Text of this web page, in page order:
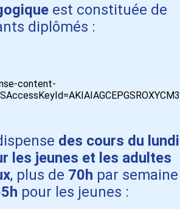
est constituée de
diplômés :
ispense des cours du lundi
les jeunes et les adultes
, plus de 70h par semaine
pour les jeunes :